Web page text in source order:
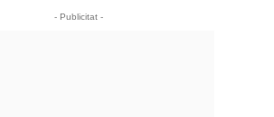
- Publicitat -